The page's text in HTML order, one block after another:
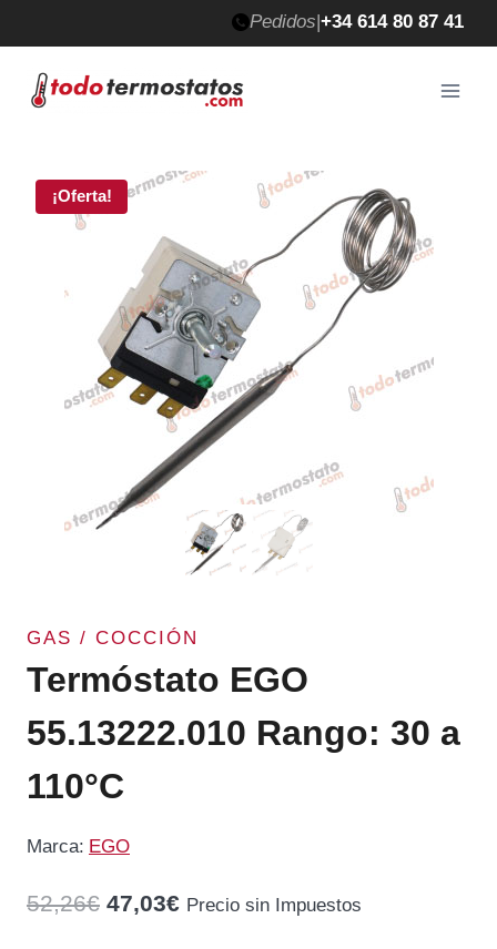
al
contenido
Pedidos|+34 614 80 87 41
¡Oferta!
GAS / COCCIÓN
Termóstato EGO
55.13222.010 Rango: 30 a
110°C
Marca: EGO
52,26€ El
47,03€ElPrecio sin Impuestos